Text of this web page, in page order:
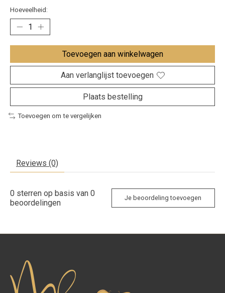
Hoeveelheid:
Toevoegen aan winkelwagen
Aan verlanglijst toevoegen
Plaats bestelling
Toevoegen om te vergelijken
Reviews (0)
0 sterren op basis van 0
beoordelingen
Je beoordeling toevoegen